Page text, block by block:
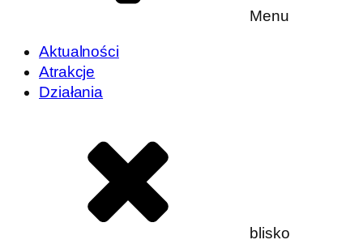
Menu
Aktualności
Atrakcje
Działania
blisko